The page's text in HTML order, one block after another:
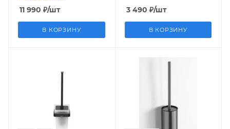
11 990 ₽/шт
В КОРЗИНУ
3 490 ₽/шт
В КОРЗИНУ